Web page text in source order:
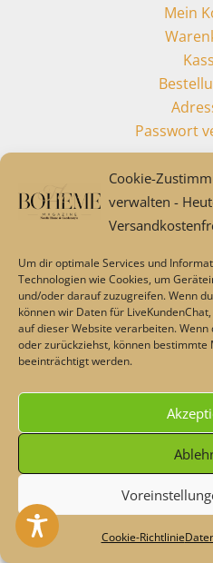
Cookie-
verwalten -
Um dir optimale Services und
Technologien wie Cookies, um
und/oder darauf zuzugreifen. Wenn
können wir Daten für
auf dieser Website verarbeiten.
oder zurückziehst, können bestimmte
beeinträchtigt werden.
Cookie-Richtlinie
Heute - Dekoschnäppchen &
#maisonplus
Mein
Passwort
Mein
Mein